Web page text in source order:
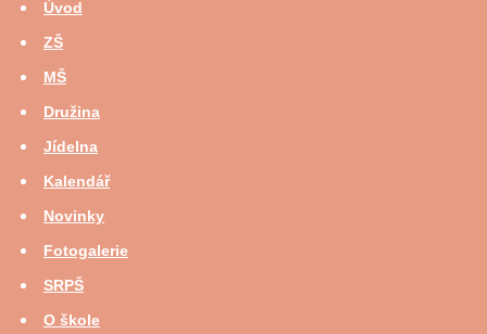
Úvod
ZŠ
MŠ
Družina
Jídelna
Kalendář
Novinky
Fotogalerie
SRPŠ
O škole